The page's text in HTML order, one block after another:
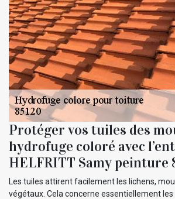
Protéger vos tuiles des
hydrofuge coloré avec
HELFRITT Samy peinture
Les tuiles attirent facilement les lichens,
végétaux. Cela concerne essentiellement